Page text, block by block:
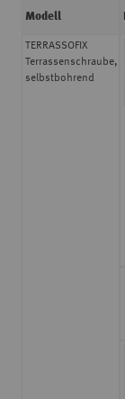
TERRASSOFIX
Terrassenschraube,
selbstbohrend
Modell